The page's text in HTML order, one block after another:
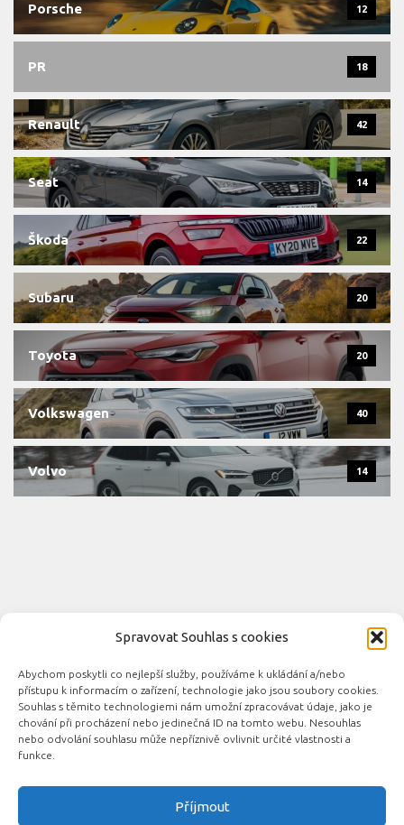
Spravovat Souhlas s cookies
Abychom poskytli co nejlepší služby, používáme k ukládání a/nebo
přístupu k informacím o zařízení, technologie jako jsou soubory cookies.
Souhlas s těmito technologiemi nám umožní zpracovávat údaje, jako je
chování při procházení nebo jedinečná ID na tomto webu. Nesouhlas
nebo odvolání souhlasu může nepříznivě ovlivnit určité vlastnosti a
funkce.
Příjmout
Porsche 12
PR 18
Renault 42
Seat 14
Škoda 22
Subaru 20
Toyota 20
Volkswagen 40
Volvo 14
Novinky automobilového průmyslu © 2026. Všechna práva
vyhrazena.
Podporováno - Designed with the Hueman theme
Související automobilové magazíny: